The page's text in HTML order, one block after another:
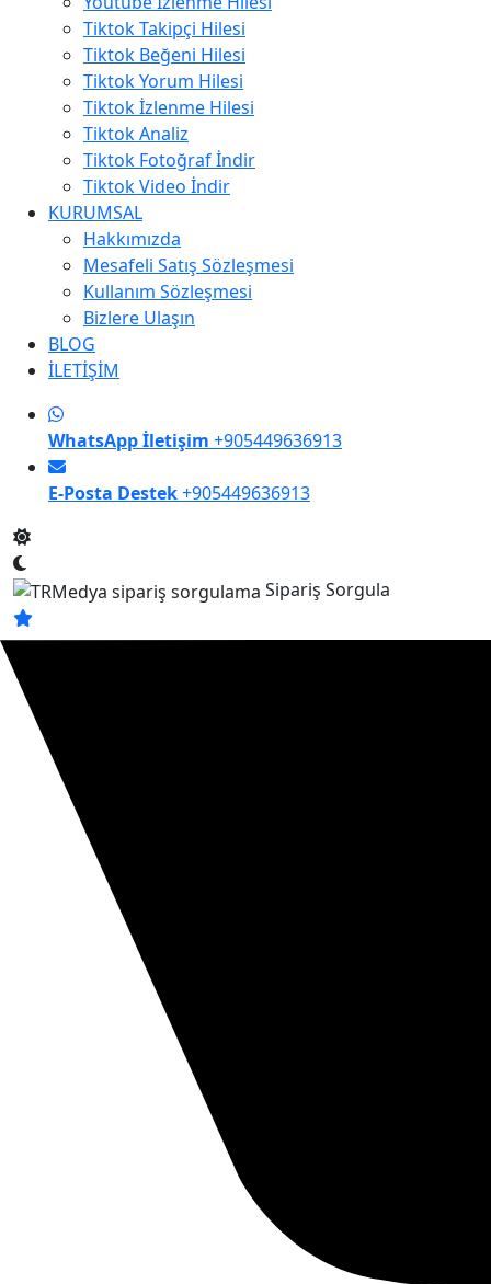
Tiktok Takipçi Hilesi
Tiktok Beğeni Hilesi
Tiktok Yorum Hilesi
Tiktok İzlenme Hilesi
Tiktok Analiz
Tiktok Fotoğraf İndir
Tiktok Video İndir
KURUMSAL
Hakkımızda
Mesafeli Satış Sözleşmesi
Kullanım Sözleşmesi
Bizlere Ulaşın
BLOG
İLETİŞİM
WhatsApp İletişim +905449636913
E-Posta Destek+905449636913
Sipariş Sorgula